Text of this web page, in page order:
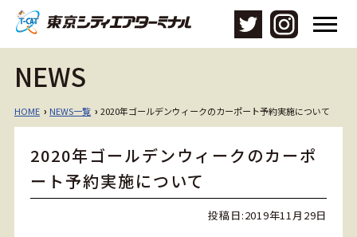
メ
く
NEWS
HOME › NEWS一覧 ›2020年ゴールデンウィークのカーポート予約実施について
2020年ゴールデンウィークのカーポ
ート予約実施について
投稿日:2019年11月29日